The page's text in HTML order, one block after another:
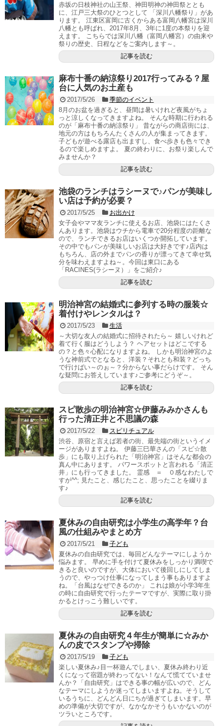
赤坂の日枝神社の山王祭、神田明神の神田祭ととも
に、江戸三大祭のひとつとして 「深川八幡祭り」があ
ります。 江東区富岡に古くからある富岡八幡宮は深川
八幡とも呼ばれ、2017年8月、3年に1度の本祭りを迎
えます。 こちらでは深川八幡（富岡八幡宮）の由来や
祭りの歴史、日程などをご案内します～。
記事を読む
麻布十番の納涼祭り2017行ってみる？屋
台に人気のお土産も
2017/5/26
季節のイベント
8月のお盆を過ぎると、昼間は暑いけれど夜風がちょ
っと涼しくなってきますよね。 そんな時期に行われる
のが「麻布十番の納涼祭り」 昔ながらの商店街には、
地元の方はもちろんたくさんの人が集まってきます。
子どもが遊べる露店も出ますし、食べ歩きも色々でき
るので楽しめますよ。 夏の終わりに、お祭り楽しんで
みませんか？
記事を読む
池袋のランチはラシーヌで♪パンが美味し
い店は予約が必要？
2017/5/25
お出かけ
女子会やママ友ランチに使えるお店、池袋にはたくさ
んあります。池袋はウチから電車で20分程度の距離な
ので、ランチできるお店はいくつか開拓しています。
その中でもパンが美味しいお店は大好きです♪店内は
もちろん、店の外までパンの香りが漂ってきて幸せ気
分を味わえますよね～。今回は東口にある
「RACINES(ラシーヌ）」をご紹介♪
記事を読む
明治神宮の結婚式に参列する時の服装☆
着付けやレンタルは？
2017/5/23
生活
～大切な友人の結婚式に招待されたら～ 嬉しいけれど
着て行く服はどうしよう？ ヘアセットはどこでする
の？と色々心配になりますよね。 しかも明治神宮のよ
うな神前式でとなると、洋装？それとも和装？どっち
で行けばい～のぉ～？分からない事だらけです。 そん
な疑問にお答えしています♪ご参考にどうぞ～。
記事を読む
スピ散歩の明治神宮☆伊藤みみかさんも
行った清正井と不思議の森
2017/5/22
スピリチュアル
渋谷、原宿と言えば若者の街、最先端の街というイメ
ージがありますよね。 伊藤三巳華さんの「スピ☆散
歩」にも取り上げられた「明治神宮」はそんな都会の
真ん中にあります。 パワースポットと言われる「清正
井」にも行ってきました。 霊感 ＝ ０感なわたしで
すが^^; 見たこと、感じたこと、思ったことを綴りま
す♪
記事を読む
夏休みの自由研究は小学生の高学年？台
風の仕組みやまとめ方
2017/5/21
子ども
夏休みの自由研究では、毎回どんなテーマにしようか
悩みます。 早めに手を付けて夏休みをしっかり満喫で
きると良いのですが、大体において後回しにしてしま
うので、やっつけ仕事になってしまう事もありますよ
ね。「台風はなぜできるのか」 これは娘が小学3年生
の時に自由研究で行ったテーマですが、実際に取り掛
かるとけっこう難しいです。
記事を読む
夏休みの自由研究４年生が簡単に☆みか
んの皮でスタンプや掃除
2017/5/19
子ども
楽しい夏休み♪目一杯遊んでしまい、夏休み終わり近
くになって宿題が終わってない！なんて慌てていませ
んか？「自由研究」はできる事の幅が広いので、どん
なテーマにしようか迷ってしまいますよね。そうして
いるうちに、どんどん日にちが過ぎてしまいます。早
めの準備が大切ですが、なかなかそうもいかないのが
ツラいところです。